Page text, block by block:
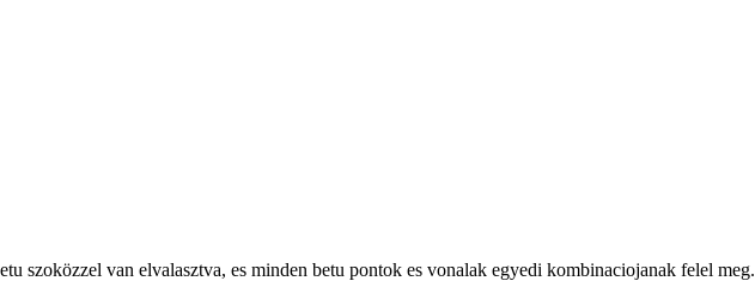
szoközzel van elvalasztva, es minden betu pontok es vonalak egyedi kombinaciojanak felel meg.